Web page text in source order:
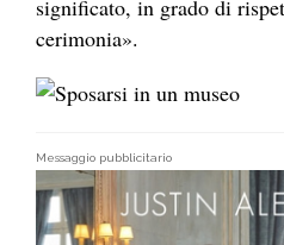
significato, in grado di
cerimonia».
Messaggio pubblicitario